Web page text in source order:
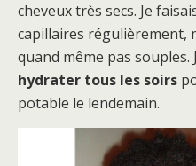
cheveux très secs. Je
capillaires régulièrement,
quand même pas souples.
hydrater tous les soirs
potable le lendemain.